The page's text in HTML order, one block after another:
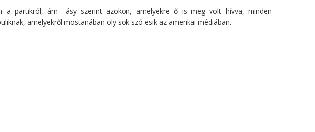
a partikról, ám Fásy szerint azokon, amelyekre ő is meg volt hívva, minden
amelyekről mostanában oly sok szó esik az amerikai médiában.